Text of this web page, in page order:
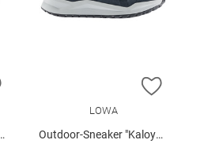
ZUR WUNSCHLISTE HINZUFÜGEN
ZUR
LOWA
Outdoor-Sneaker "Kaloya LT GTX Lo"